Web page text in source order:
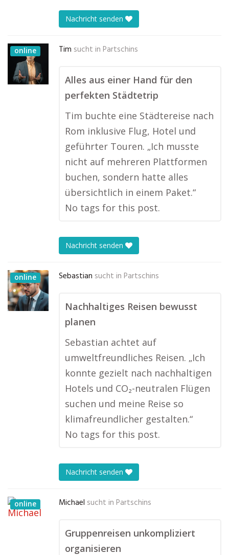
Nachricht senden
online Tim sucht in Partschins
Alles aus einer Hand für den
perfekten Städtetrip
Tim buchte eine Städtereise nach
Rom inklusive Flug, Hotel und
geführter Touren. „Ich musste
nicht auf mehreren Plattformen
buchen, sondern hatte alles
übersichtlich in einem Paket.“
No tags for this post.
Nachricht senden
online Sebastian sucht in Partschins
Nachhaltiges Reisen bewusst
planen
Sebastian achtet auf
umweltfreundliches Reisen. „Ich
konnte gezielt nach nachhaltigen
Hotels und CO₂-neutralen Flügen
suchen und meine Reise so
klimafreundlicher gestalten.“
No tags for this post.
Nachricht senden
online Michael sucht in Partschins
Gruppenreisen unkompliziert
organisieren